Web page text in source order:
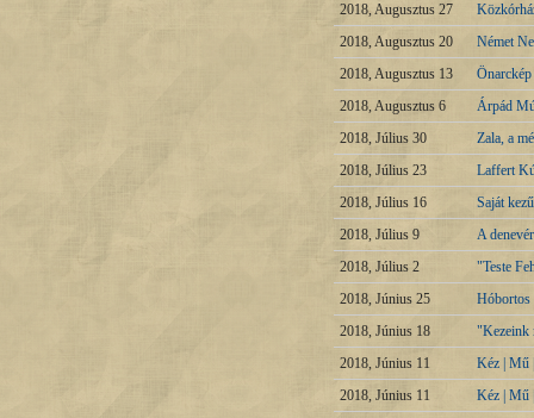
2018, Augusztus 27
2018, Augusztus 20
Német
2018, Augusztus 13
2018, Augusztus 6
Árpád
2018, Július 30
Zala, a
2018, Július 23
Laffert
2018, Július 16
Saját
2018, Július 9
A
2018, Július 2
"Teste
2018, Június 25
Hóbortos
2018, Június 18
"Kezeink
2018, Június 11
Kéz | Mű
2018, Június 11
Kéz | Mű